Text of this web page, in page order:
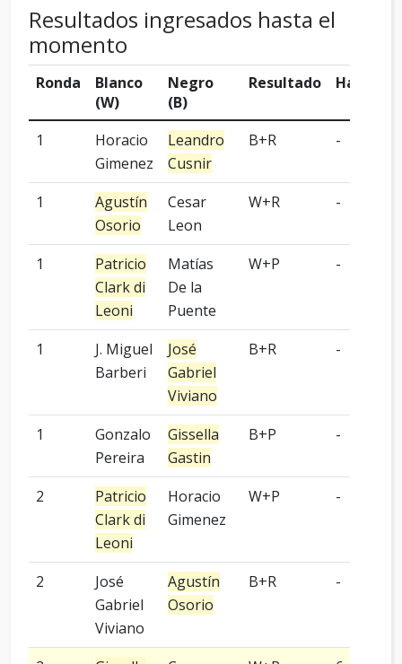
Resultados ingresados hasta el
momento
Ronda
Blanco
(W)
Negro
(B)
Resultado Handicap
1
Horacio
Gimenez
Leandro
Cusnir
B+R -
1
Agustín
Osorio
Cesar
Leon
W+R -
1
Patricio
Clark di
Leoni
Matías
De la
Puente
W+P -
1
J. Miguel
Barberi
José
Gabriel
Viviano
B+R -
1
Gonzalo
Pereira
Gissella
Gastin
B+P -
2
Patricio
Clark di
Leoni
Horacio
Gimenez
W+P -
2
José
Gabriel
Viviano
Agustín
Osorio
B+R -